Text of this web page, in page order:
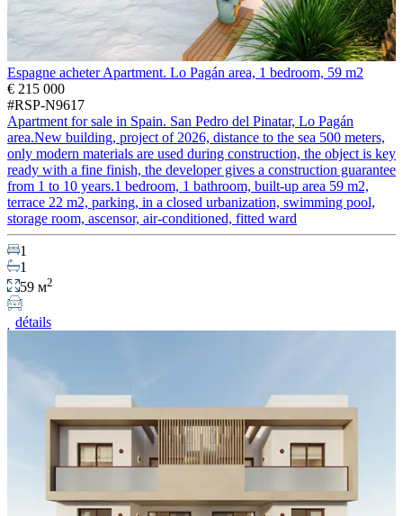
Espagne acheter Apartment. Lo Pagán area, 1 bedroom, 59 m2
€ 215 000
#RSP-N9617
Apartment for sale in Spain. San Pedro del Pinatar, Lo Pagán
area.New building, project of 2026, distance to the sea 500 meters,
only modern materials are used during construction, the object is key
ready with a fine finish, the developer gives a construction guarantee
from 1 to 10 years.1 bedroom, 1 bathroom, built-up area 59 m2,
terrace 22 m2, parking, in a closed urbanization, swimming pool,
storage room, ascensor, air-conditioned, fitted ward
1
1
59 м2
détails